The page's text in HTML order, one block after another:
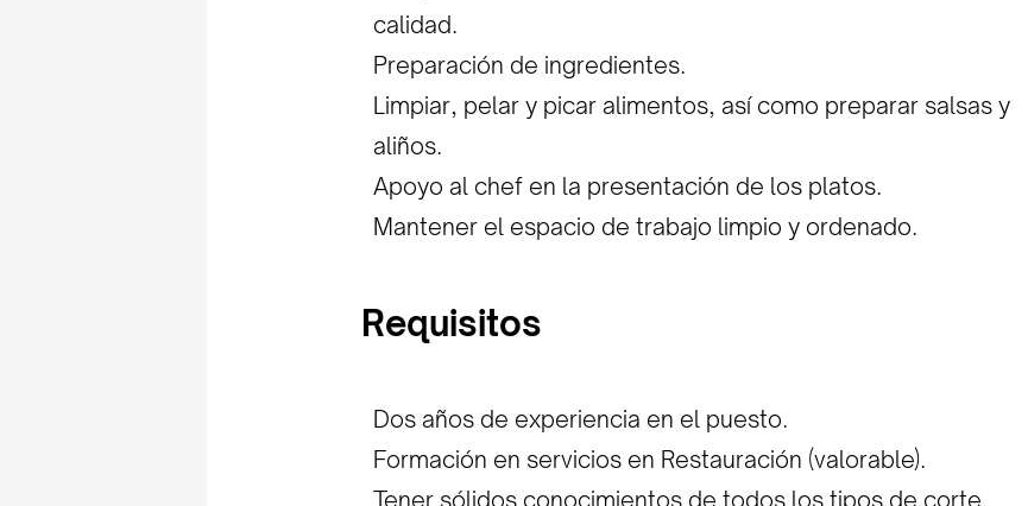
calidad.
Preparación de ingredientes.
Limpiar, pelar y picar alimentos, así como preparar salsas y
aliños.
Apoyo al chef en la presentación de los platos.
Mantener el espacio de trabajo limpio y ordenado.
Requisitos
Dos años de experiencia en el puesto.
Formación en servicios en Restauración (valorable).
Tener sólidos conocimientos de todos los tipos de corte.